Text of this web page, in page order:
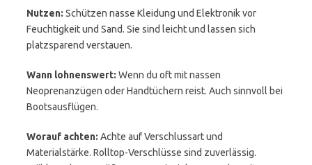
Nutzen: Schützen nasse Kleidung und Elektronik vor
Feuchtigkeit und Sand. Sie sind leicht und lassen sich
platzsparend verstauen.
Wann lohnenswert: Wenn du oft mit nassen
Neoprenanzügen oder Handtüchern reist. Auch sinnvoll bei
Bootsausflügen.
Worauf achten: Achte auf Verschlussart und
Materialstärke. Rolltop-Verschlüsse sind zuverlässig.